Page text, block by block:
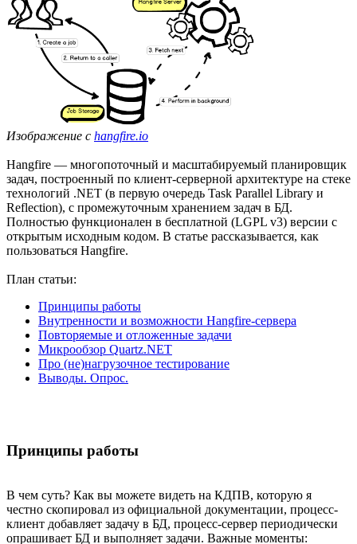
Изображение с hangfire.io
Hangfire — многопоточный и масштабируемый планировщик
задач, построенный по клиент-серверной архитектуре на стеке
технологий .NET (в первую очередь Task Parallel Library и
Reflection), с промежуточным хранением задач в БД.
Полностью функционален в бесплатной (LGPL v3) версии с
открытым исходным кодом. В статье рассказывается, как
пользоваться Hangfire.
План статьи:
Принципы работы
Внутренности и возможности Hangfire-сервера
Повторяемые и отложенные задачи
Микрообзор Quartz.NET
Про (не)нагрузочное тестирование
Выводы. Опрос.
Принципы работы
В чем суть? Как вы можете видеть на КДПВ, которую я
честно скопировал из официальной документации, процесс-
клиент добавляет задачу в БД, процесс-сервер периодически
опрашивает БД и выполняет задачи. Важные моменты: